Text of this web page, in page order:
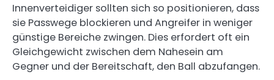
Innenverteidiger sollten sich so positionieren, dass
sie Passwege blockieren und Angreifer in weniger
günstige Bereiche zwingen. Dies erfordert oft ein
Gleichgewicht zwischen dem Nahesein am
Gegner und der Bereitschaft, den Ball abzufangen.